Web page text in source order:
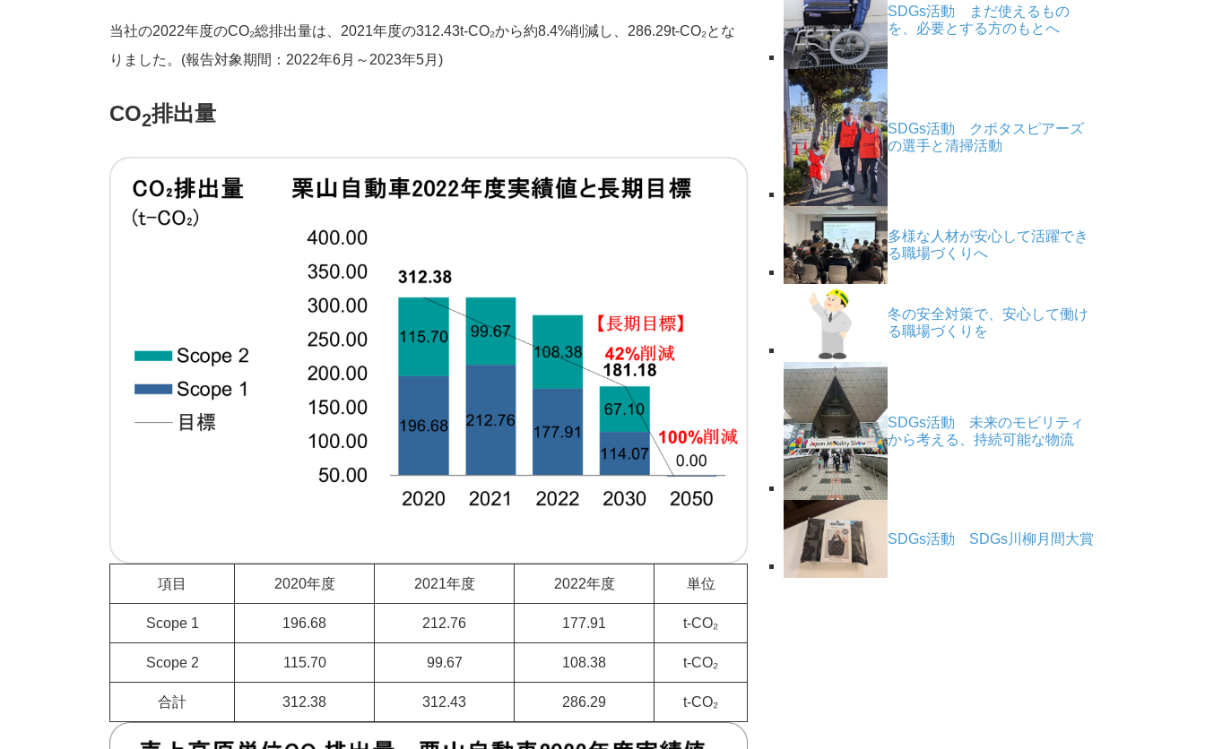
当社の2022年度のCO₂総排出量は、2021年度の312.43t-CO₂から約8.4%削減し、286.29t-CO₂とな
りました。(報告対象期間：2022年6月～2023年5月)
CO2排出量
項目 2020年度 2021年度 2022年度 単位
Scope 1 196.68 212.76 177.91 t-CO₂
Scope 2 115.70 99.67 108.38 t-CO₂
合計 312.38 312.43 286.29 t-CO₂
SDGs活動 まだ使えるもの
を、必要とする方のもとへ
SDGs活動 クボタスピアーズ
の選手と清掃活動
多様な人材が安心して活躍でき
る職場づくりへ
冬の安全対策で、安心して働け
る職場づくりを
SDGs活動 未来のモビリティ
から考える、持続可能な物流
SDGs活動 SDGs川柳月間大賞